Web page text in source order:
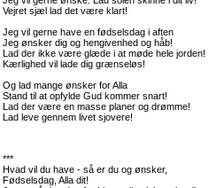
Vejret sjæl lad det være klart!
Jeg vil gerne have en fødselsdag i aften
Jeg ønsker dig og hengivenhed og håb!
Lad der ikke være glæde i at møde hele jorden!
Kærlighed vil lade dig grænseløs!
Og lad mange ønsker for Alla
Stand til at opfylde Gud kommer snart!
Lad der være en masse planer og drømme!
Lad leve gennem livet sjovere!
***
Hvad vil du have - så er du og ønsker,
Fødselsdag, Alla dit!